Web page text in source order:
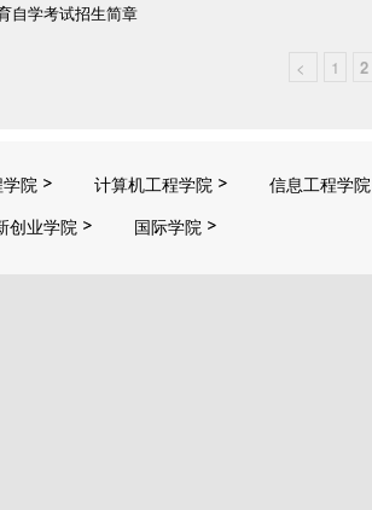
自学考试招生简章
< 1 2
院 计算机工程学院 信息工程学院
创业学院 国际学院